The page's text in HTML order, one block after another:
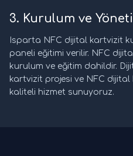
3. Kurulum ve
Isparta NFC dijital kartvizit
paneli eğitimi verilir. NFC
kurulum ve eğitim dahildir.
kartvizit projesi ve NFC
kaliteli hizmet sunuyoruz.